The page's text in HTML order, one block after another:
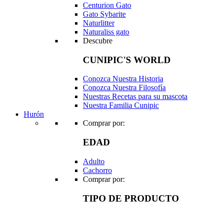
Centurion Gato
Gato Sybarite
Naturlitter
Naturaliss gato
Descubre
CUNIPIC'S WORLD
Conozca Nuestra Historia
Conozca Nuestra Filosofía
Nuestras Recetas para su mascota
Nuestra Familia Cunipic
Hurón
Comprar por:
EDAD
Adulto
Cachorro
Comprar por:
TIPO DE PRODUCTO